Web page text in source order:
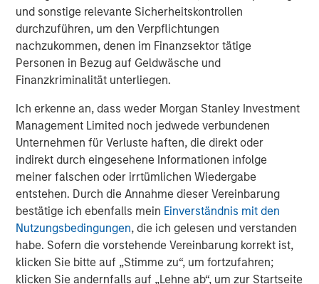
und sonstige relevante Sicherheitskontrollen
durchzuführen, um den Verpflichtungen
nachzukommen, denen im Finanzsektor tätige
Personen in Bezug auf Geldwäsche und
Finanzkriminalität unterliegen.
Ich erkenne an, dass weder Morgan Stanley Investment
Management Limited noch jedwede verbundenen
Unternehmen für Verluste haften, die direkt oder
indirekt durch eingesehene Informationen infolge
meiner falschen oder irrtümlichen Wiedergabe
entstehen. Durch die Annahme dieser Vereinbarung
bestätige ich ebenfalls mein Einverständnis mit den
Nutzungsbedingungen, die ich gelesen und verstanden
habe. Sofern die vorstehende Vereinbarung korrekt ist,
klicken Sie bitte auf „Stimme zu“, um fortzufahren;
klicken Sie andernfalls auf „Lehne ab“, um zur Startseite
abgeschlossen ist, mehr als 2 % des Marktes ausmacht.
Dies ist der vierte Eingriff der Regierung in den Agency-
MBS-Markt in den letzten 18 Jahren, wobei die vorherigen
drei von der Fed durchgeführt wurden. QE1 (die erste
quantitative Lockerung) war das erste umfangreiche
Kaufprogramm der Fed. Es wurde Ende 2008 zur
Bekämpfung der Finanzkrise aufgelegt und endete 2010.
Es hatte zur Folge dass die Bilanz der Fed um 1,25 Bio.
USD an Agency-MBS stieg. QE3 fand 2012-2014 statt und
erhöhte die Bilanz der Fed um rund 1 Bio. USD an Agency-
MBS. QE4, die im März 2020 während der Covid-19-
Pandemie begann, um die langfristigen Zinsen zu senken
und Liquiditätspritzen zu bieten, stärkte die Bilanz der Fed
über etwa zwei Jahre um 1,4 Bio. USD an Agency-MBS.
Agency-MBS-Beteiligungen der Fed